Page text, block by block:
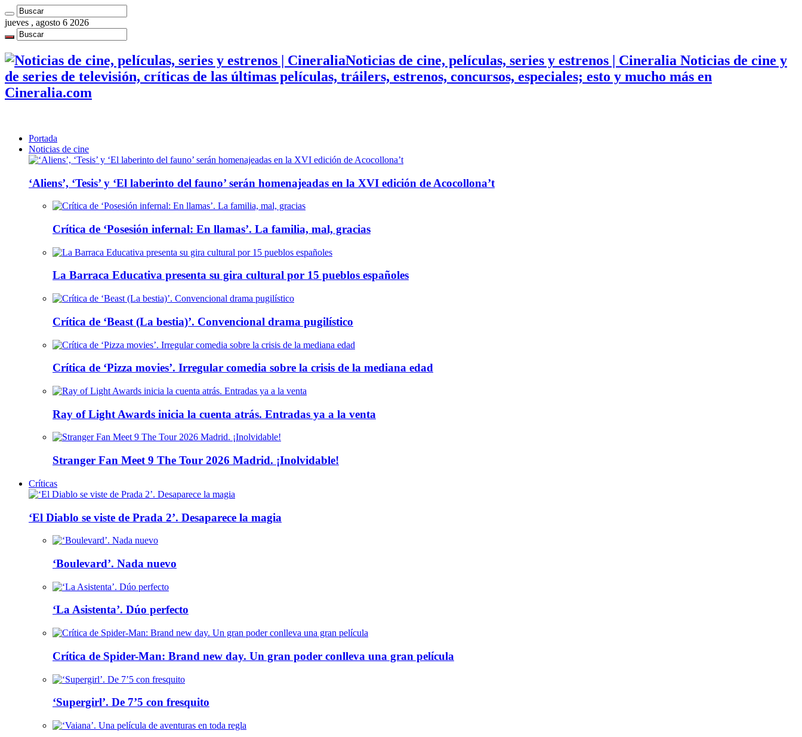
jueves , agosto 6 2026
Noticias de cine, películas, series y estrenos | Cineralia Noticias de cine y
de series de televisión, críticas de las últimas películas, tráilers, estrenos, concursos, especiales; esto y mucho más en
Cineralia.com
Portada
Noticias de cine
‘Aliens’, ‘Tesis’ y ‘El laberinto del fauno’ serán homenajeadas en la XVI edición de Acocollona’t
Crítica de ‘Posesión infernal: En llamas’. La familia, mal, gracias
La Barraca Educativa presenta su gira cultural por 15 pueblos españoles
Crítica de ‘Beast (La bestia)’. Convencional drama pugilístico
Crítica de ‘Pizza movies’. Irregular comedia sobre la crisis de la mediana edad
Ray of Light Awards inicia la cuenta atrás. Entradas ya a la venta
Stranger Fan Meet 9 The Tour 2026 Madrid. ¡Inolvidable!
Críticas
‘El Diablo se viste de Prada 2’. Desaparece la magia
‘Boulevard’. Nada nuevo
‘La Asistenta’. Dúo perfecto
Crítica de Spider-Man: Brand new day. Un gran poder conlleva una gran película
‘Supergirl’. De 7’5 con fresquito